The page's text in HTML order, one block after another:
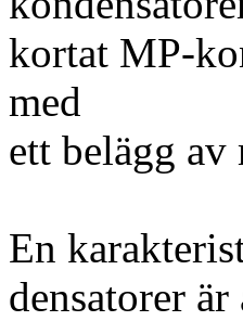
kortat MP-
med
ett belägg av
En
densatorer